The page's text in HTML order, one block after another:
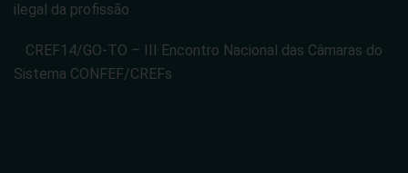
ilegal da profissão
CREF14/GO-TO – III Encontro Nacional das Câmaras do
Sistema CONFEF/CREFs